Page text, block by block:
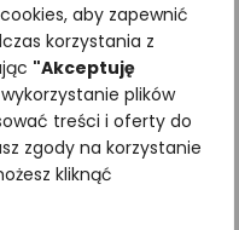
aby zapewnić
korzystania z
"Akceptuję
plików
treści i oferty do
zgody na korzystanie
kliknąć